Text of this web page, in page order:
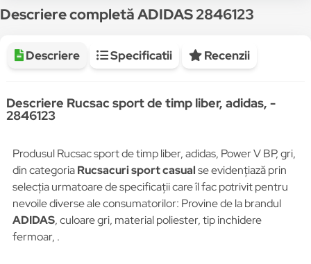
Descriere completă ADIDAS 2846123
Descriere Specificatii Recenzii
Descriere Rucsac sport de timp liber, adidas, -
2846123
Produsul Rucsac sport de timp liber, adidas, Power V BP, gri,
din categoriaRucsacuri sport casualse evidențiază prin
selecția urmatoare de specificații care îl fac potrivit pentru
nevoile diverse ale consumatorilor: Provine de la brandul
ADIDAS, culoare gri, material poliester, tip inchidere
fermoar, .